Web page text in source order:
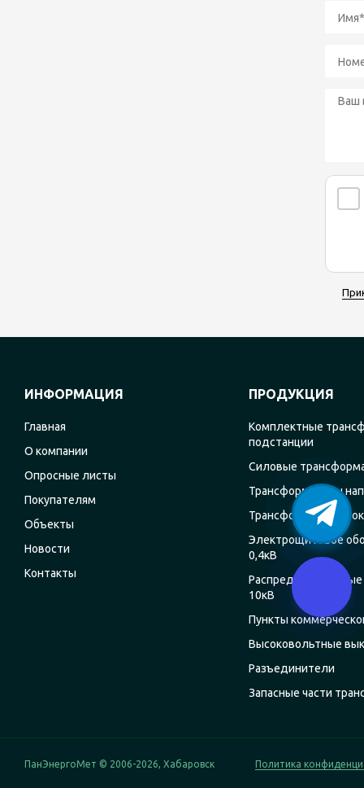
ИНФОРМАЦИЯ
Главная
О компании
Опросные листы
Покупателям
Объекты
Новости
Контакты
ПРОДУКЦИЯ
Комплектные
подстанции
Силовые
Трансформаторы
Трансформаторы
Электрощитовое
0,4кВ
Распределительные
10кВ
Пункты
Высоковольтные
Разъединители
Запасные части
ПанЭнергоМет © 2006-2026, Хабаровск Политика